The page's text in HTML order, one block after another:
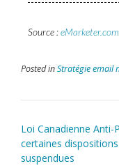
Source :eMarketer.com
Posted inStratégie email
Loi Canadienne Anti-
certaines dispositions
suspendues